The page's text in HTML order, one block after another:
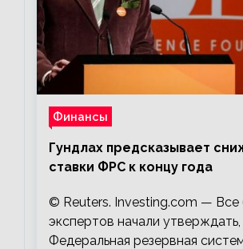
Финансы
Гундлах предсказывает
ставки ФРС к концу года
© Reuters. Investing.com — Все
экспертов начали утверждать,
Федеральная резервная